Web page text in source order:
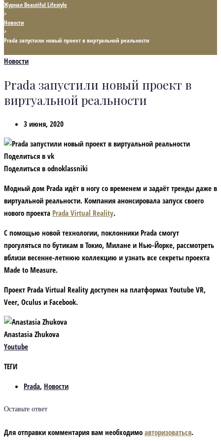
Журнал Beautiful Lifestyle
>
Новости
>
Prada запустили новый проект в виртуальной реальности
Новости
Prada запустили новый проект в
виртуальной реальности
3 июня, 2020
Поделиться в vk
Поделиться в odnoklassniki
Модный дом Prada идёт в ногу со временем и задаёт тренды даже в
виртуальной реальности. Компания анонсировала запуск своего
нового проекта Prada Virtual Reality.
С помощью новой технологии, поклонники Prada смогут
прогуляться по бутикам в Токио, Милане и Нью-Йорке, рассмотреть
вблизи весенне-летнюю коллекцию и узнать все секреты проекта
Made to Measure.
Проект Prada Virtual Reality доступен на платформах Youtube VR,
Veer, Oculus и Facebook.
Anastasia Zhukova
Youtube
ТЕГИ
Prada, Новости
Оставьте ответ
Для отправки комментария вам необходимо авторизоваться.